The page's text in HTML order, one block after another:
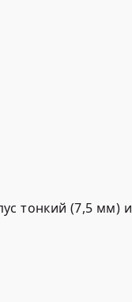
тонкий (7,5 мм) и